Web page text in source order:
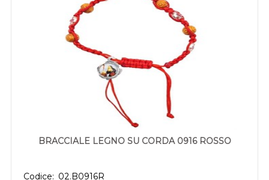
BRACCIALE LEGNO SU CORDA 0916 ROSSO
Codice: 02.B0916R